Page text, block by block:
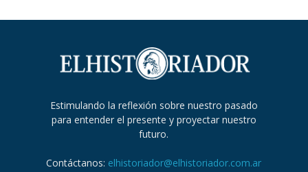
Estimulando la reflexión sobre nuestro pasado
para entender el presente y proyectar nuestro
futuro.
Contáctanos: elhistoriador@elhistoriador.com.ar